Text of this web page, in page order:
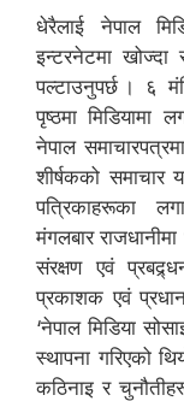
धेरैलाई नेपाल
इन्टरनेटमा खोज्दा
पल्टाउनुपर्छ । ६
पृष्ठमा मिडियामा
नेपाल
शीर्षकको समाचार
पत्रिकाहरूका
मंगलबार
संरक्षण एवं
प्रकाशक एवं
‘नेपाल मिडिया
स्थापना गरिएको
कठिनाइ र